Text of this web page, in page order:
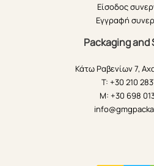
Είσοδος
Εγγραφή
Packaging and
Κάτω Ραβενίων 7,
T: +30 210
M: +30 698